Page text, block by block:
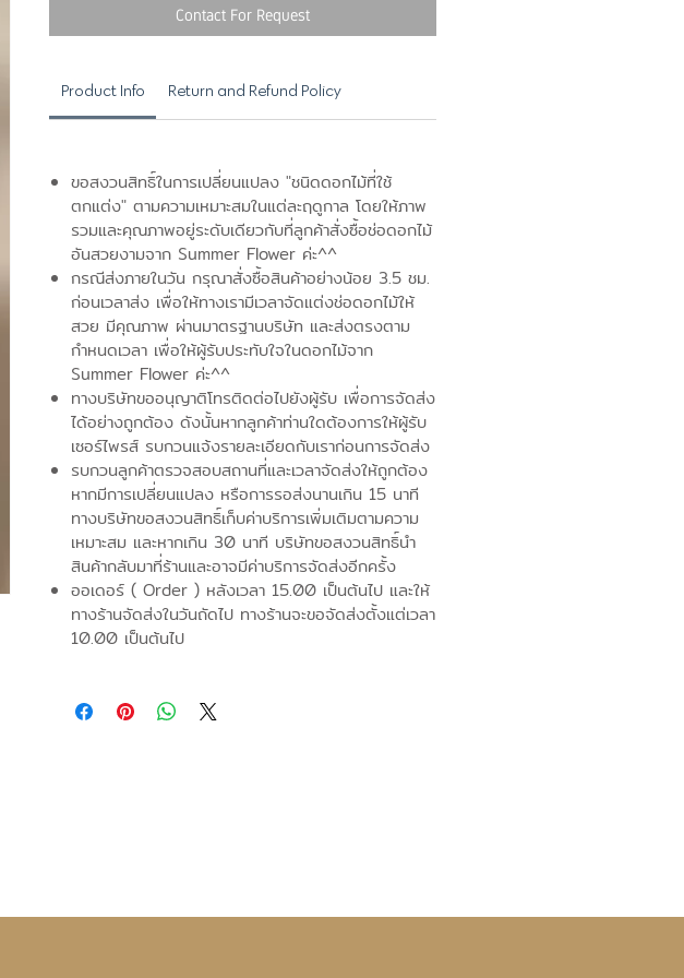
Contact For Request
Product Info Return and Refund Policy
ขอสงวนสิทธิ์ในการเปลี่ยนแปลง "ชนิดดอกไม้ที่ใช้
ตกแต่ง" ตามความเหมาะสมในแต่ละฤดูกาล โดยให้ภาพ
รวมและคุณภาพอยู่ระดับเดียวกับที่ลูกค้าสั่งซื้อช่อดอกไม้
อันสวยงามจาก Summer Flower ค่ะ^^
กรณีส่งภายในวัน กรุณาสั่งซื้อสินค้าอย่างน้อย 3.5 ชม.
ก่อนเวลาส่ง เพื่อให้ทางเรามีเวลาจัดแต่งช่อดอกไม้ให้
สวย มีคุณภาพ ผ่านมาตรฐานบริษัท และส่งตรงตาม
กำหนดเวลา เพื่อให้ผู้รับประทับใจในดอกไม้จาก
Summer Flower ค่ะ^^
ทางบริษัทขออนุญาติโทรติดต่อไปยังผู้รับ เพื่อการจัดส่ง
ได้อย่างถูกต้อง ดังนั้นหากลูกค้าท่านใดต้องการให้ผู้รับ
เซอร์ไพรส์ รบกวนแจ้งรายละเอียดกับเราก่อนการจัดส่ง
รบกวนลูกค้าตรวจสอบสถานที่และเวลาจัดส่งให้ถูกต้อง
หากมีการเปลี่ยนแปลง หรือการรอส่งนานเกิน 15 นาที
ทางบริษัทขอสงวนสิทธิ์เก็บค่าบริการเพิ่มเติมตามความ
เหมาะสม และหากเกิน 30 นาที บริษัทขอสงวนสิทธิ์นำ
สินค้ากลับมาที่ร้านและอาจมีค่าบริการจัดส่งอีกครั้ง
ออเดอร์ ( Order ) หลังเวลา 15.00 เป็นต้นไป และให้
ทางร้านจัดส่งในวันถัดไป ทางร้านจะขอจัดส่งตั้งแต่เวลา
10.00 เป็นต้นไป